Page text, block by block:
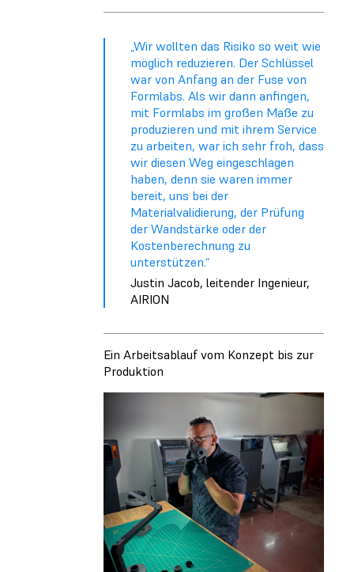
„Wir wollten das Risiko so weit wie
möglich reduzieren. Der Schlüssel
war von Anfang an der Fuse von
Formlabs. Als wir dann anfingen,
mit Formlabs im großen Maße zu
produzieren und mit ihrem Service
zu arbeiten, war ich sehr froh, dass
wir diesen Weg eingeschlagen
haben, denn sie waren immer
bereit, uns bei der
Materialvalidierung, der Prüfung
der Wandstärke oder der
Kostenberechnung zu
unterstützen.“
Justin Jacob, leitender Ingenieur,
AIRION
Ein Arbeitsablauf vom Konzept bis zur
Produktion